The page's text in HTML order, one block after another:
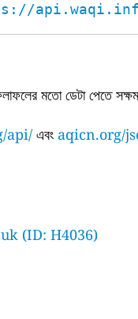
api.waqi.info/
মতো ডেটা পেতে
api/ এবং aqicn.org/
(ID: H4036)